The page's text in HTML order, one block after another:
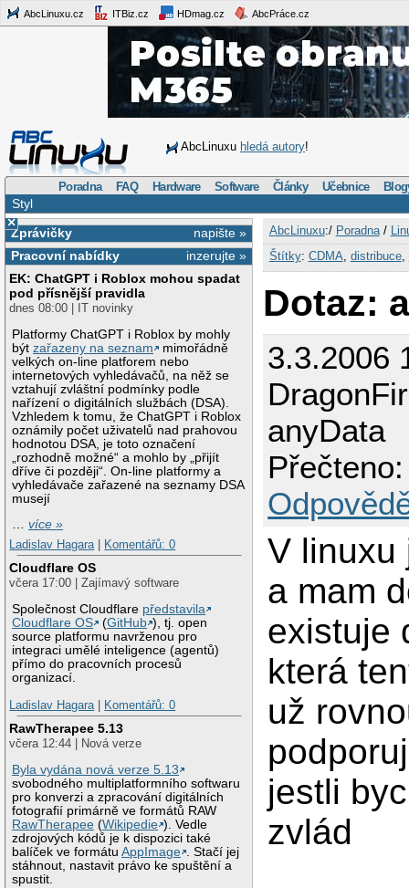
AbcLinuxu.cz ITBiz.cz HDmag.cz AbcPráce.cz
AbcLinuxu hledá autory!
Poradna FAQ Hardware Software Články Učebnice
Styl
×
napište »
Zprávičky
inzerujte »
Pracovní nabídky
EK: ChatGPT i Roblox mohou spadat
pod přísnější pravidla
dnes 08:00 | IT novinky
Platformy ChatGPT i Roblox by mohly
býtzařazeny na seznam
mimořádně
velkých on-line platforem nebo
internetových vyhledávačů, na něž se
vztahují zvláštní podmínky podle
nařízení o digitálních službách (DSA).
Vzhledem k tomu, že ChatGPT i Roblox
oznámily počet uživatelů nad prahovou
hodnotou DSA, je toto označení
„rozhodně možné“ a mohlo by „přijít
dříve či později“. On-line platformy a
vyhledávače zařazené na seznamy DSA
musejí
…více »
Ladislav Hagara
Komentářů: 0
Cloudflare OS
včera 17:00 | Zajímavý software
Společnost Cloudflare představila
Cloudflare OS
(GitHub ), tj. open
source platformu navrženou pro
integraci umělé inteligence (agentů)
přímo do pracovních procesů
organizací.
Ladislav Hagara
Komentářů: 0
RawTherapee 5.13
včera 12:44 | Nová verze
Byla vydána nová verze 5.13
svobodného multiplatformního softwaru
pro konverzi a zpracování digitálních
fotografií primárně ve formátů RAW
RawTherapee (Wikipedie ). Vedle
zdrojových kódů je k dispozici také
balíček ve formátuAppImage . Stačí jej
stáhnout, nastavit právo ke spuštění a
spustit.
AbcLinuxu:/ Poradna/
Štítky: CDMA distribuce,
Dotaz:
3.3.2006
anyData
V linuxu
a mam
existuje
která
už
jestli
zvlád